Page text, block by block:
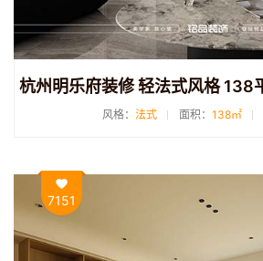
风格： 法式 面积： 138㎡
7151